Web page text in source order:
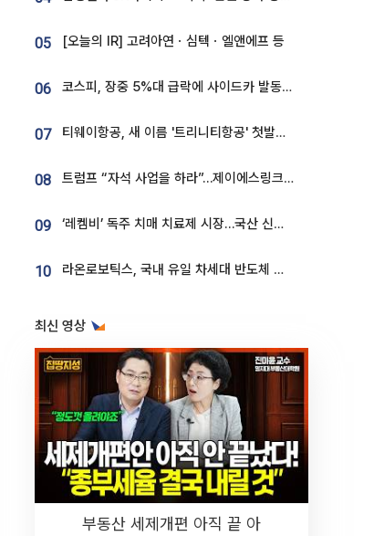
05 [오늘의 IR] 고려아연ㆍ심텍ㆍ엘앤에프 등
06 코스피, 장중 5%대 급락에 사이드카 발동…삼성·SK 동반 폭락
07 티웨이항공, 새 이름 '트리니티항공' 첫발…SSC 전략 본격화
08 트럼프 “자석 사업을 하라”…제이에스링크, 비중국 영구자석 공급망 구축 속도
09 ‘레켐비’ 독주 치매 치료제 시장…국산 신약 등장하나
10 라온로보틱스, 국내 유일 차세대 반도체 공정 로봇 개발 ‘고객사 테스트 진행’
최신 영상
부동산 세제개편 아직 끝 아